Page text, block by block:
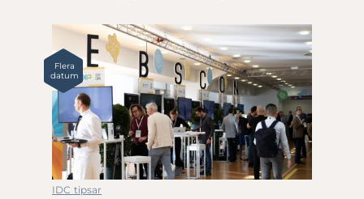
Flera
datum
IDC tipsar